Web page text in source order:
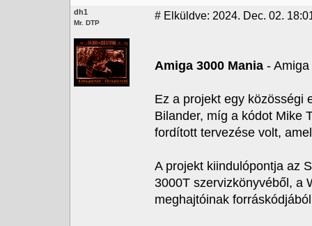
dh1
Mr. DTP
# Elküldve: 2024. Dec. 02.
Amiga 3000 Mania -
Ez a projekt egy közösségi
Bilander, míg a kódot Mike
fordított tervezése volt,
A projekt kiindulópontja az
3000T szervizkönyvéből, a
meghajtóinak